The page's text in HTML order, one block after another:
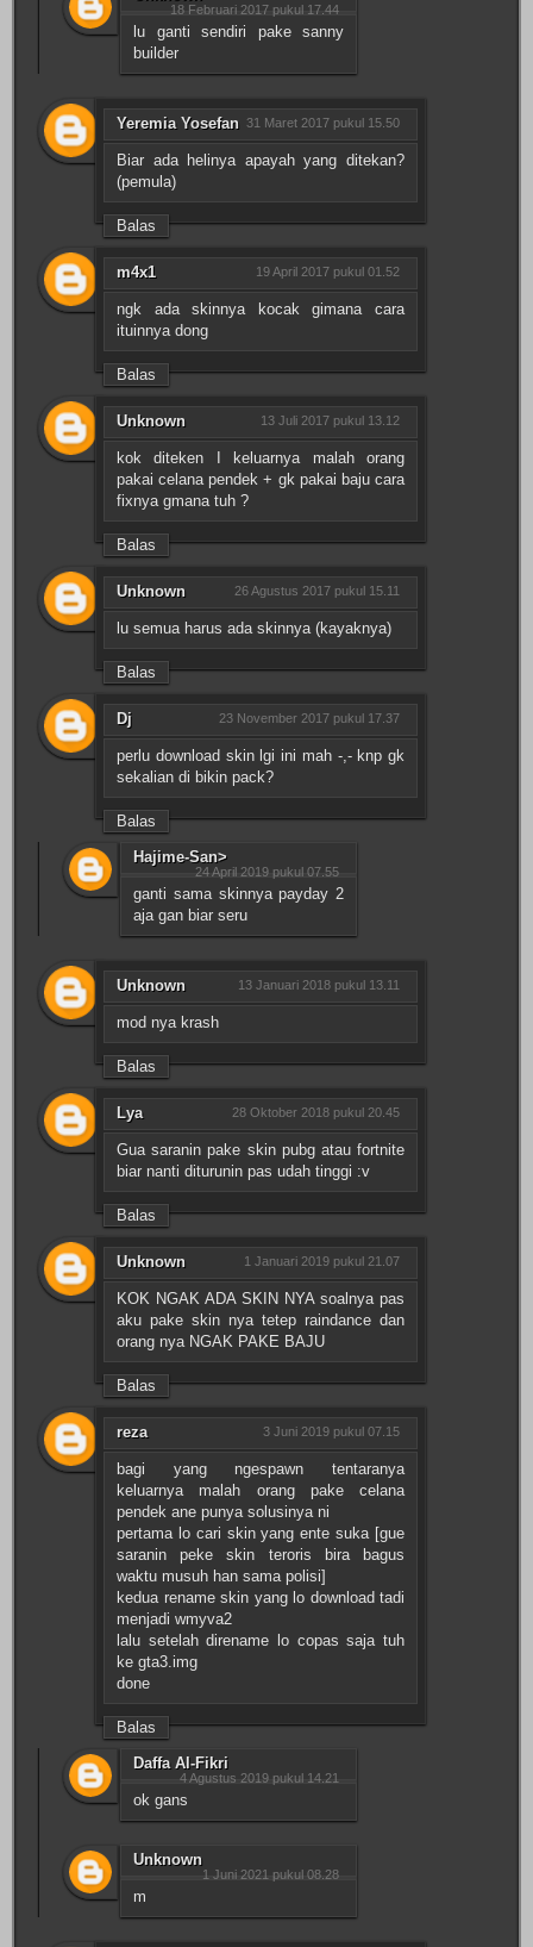
18 Februari 2017 pukul 17.44
lu ganti sendiri pake sanny
builder
Yeremia Yosefan 31 Maret 2017 pukul 15.50
Biar ada helinya apayah yang ditekan?
(pemula)
Balas
m4x1 19 April 2017 pukul 01.52
ngk ada skinnya kocak gimana cara
ituinnya dong
Balas
Unknown 13 Juli 2017 pukul 13.12
kok diteken I keluarnya malah orang
pakai celana pendek + gk pakai baju cara
fixnya gmana tuh ?
Balas
Unknown 26 Agustus 2017 pukul 15.11
lu semua harus ada skinnya (kayaknya)
Balas
Dj 23 November 2017 pukul 17.37
perlu download skin lgi ini mah -,- knp gk
sekalian di bikin pack?
Balas
Hajime-San>
24 April 2019 pukul 07.55
ganti sama skinnya payday 2
aja gan biar seru
Unknown 13 Januari 2018 pukul 13.11
mod nya krash
Balas
Lya 28 Oktober 2018 pukul 20.45
Gua saranin pake skin pubg atau fortnite
biar nanti diturunin pas udah tinggi :v
Balas
Unknown 1 Januari 2019 pukul 21.07
KOK NGAK ADA SKIN NYA soalnya pas
aku pake skin nya tetep raindance dan
orang nya NGAK PAKE BAJU
Balas
reza 3 Juni 2019 pukul 07.15
bagi yang ngespawn tentaranya
keluarnya malah orang pake celana
pendek ane punya solusinya ni
pertama lo cari skin yang ente suka [gue
saranin peke skin teroris bira bagus
waktu musuh han sama polisi]
kedua rename skin yang lo download tadi
menjadi wmyva2
lalu setelah direname lo copas saja tuh
ke gta3.img
done
Balas
Daffa Al-Fikri
4 Agustus 2019 pukul 14.21
ok gans
Unknown
1 Juni 2021 pukul 08.28
m